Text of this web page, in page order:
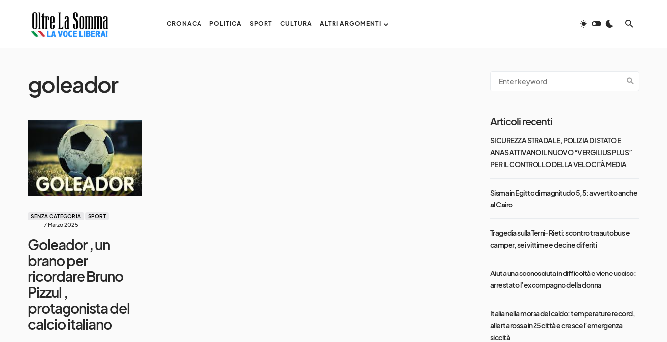
CRONACA POLITICA SPORT CULTURA ALTRI ARGOMENTI
goleador
SENZA CATEGORIA SPORT
7 Marzo 2025
Goleador , un
brano per
ricordare Bruno
Pizzul ,
protagonista del
calcio italiano
Articoli recenti
SICUREZZA STRADALE, POLIZIA DI STATO E
ANAS ATTIVANO IL NUOVO “VERGILIUS PLUS”
PER IL CONTROLLO DELLA VELOCITÀ MEDIA
Sisma in Egitto di magnitudo 5,5: avvertito anche
al Cairo
Tragedia sulla Terni-Rieti: scontro tra autobus e
camper, sei vittime e decine di feriti
Aiuta una sconosciuta in difficoltà e viene ucciso:
arrestato l’ex compagno della donna
Italia nella morsa del caldo: temperature record,
allerta rossa in 25 città e cresce l’emergenza
siccità